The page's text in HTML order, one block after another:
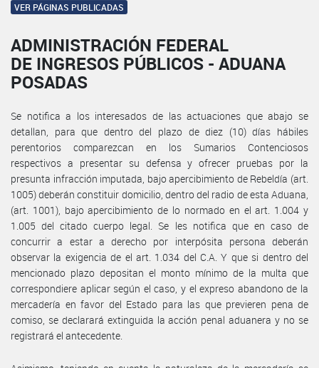
VER PÁGINAS PUBLICADAS
ADMINISTRACIÓN FEDERAL
DE INGRESOS PÚBLICOS - ADUANA
POSADAS
Se notifica a los interesados de las actuaciones que abajo se
detallan, para que dentro del plazo de diez (10) días hábiles
perentorios comparezcan en los Sumarios Contenciosos
respectivos a presentar su defensa y ofrecer pruebas por la
presunta infracción imputada, bajo apercibimiento de Rebeldía (art.
1005) deberán constituir domicilio, dentro del radio de esta Aduana,
(art. 1001), bajo apercibimiento de lo normado en el art. 1.004 y
1.005 del citado cuerpo legal. Se les notifica que en caso de
concurrir a estar a derecho por interpósita persona deberán
observar la exigencia de el art. 1.034 del C.A. Y que si dentro del
mencionado plazo depositan el monto mínimo de la multa que
correspondiere aplicar según el caso, y el expreso abandono de la
mercadería en favor del Estado para las que previeren pena de
comiso, se declarará extinguida la acción penal aduanera y no se
registrará el antecedente.